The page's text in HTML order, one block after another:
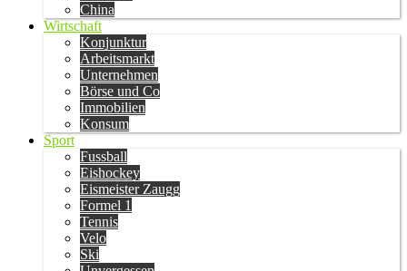
China
Wirtschaft
Konjunktur
Arbeitsmarkt
Unternehmen
Börse und Co
Immobilien
Konsum
Sport
Fussball
Eishockey
Eismeister Zaugg
Formel 1
Tennis
Velo
Ski